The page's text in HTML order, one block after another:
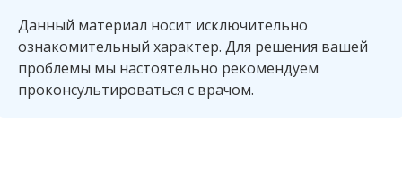
Данный материал носит исключительно
ознакомительный характер. Для решения вашей
проблемы мы настоятельно рекомендуем
проконсультироваться с врачом.